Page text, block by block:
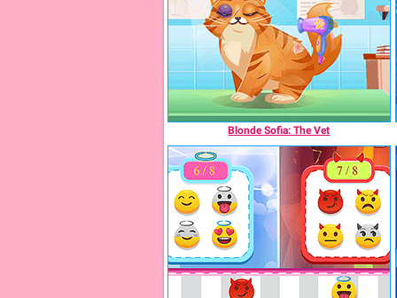
Blonde Sofia: The Vet